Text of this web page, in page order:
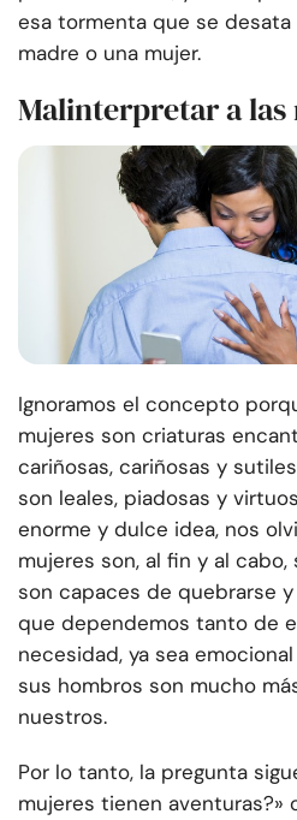
esa tormenta que se
madre o una mujer.
Malinterpretar a las
Ignoramos el concepto
mujeres son criaturas
cariñosas, cariñosas y
son leales, piadosas y
enorme y dulce idea, nos
mujeres son, al fin y al
son capaces de quebrarse
que dependemos tanto de
necesidad, ya sea
sus hombros son mucho
nuestros.
Por lo tanto, la pregunta
mujeres tienen aventuras?»